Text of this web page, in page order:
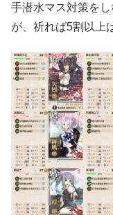
手潜水マス対策を
が、祈れば5割以上